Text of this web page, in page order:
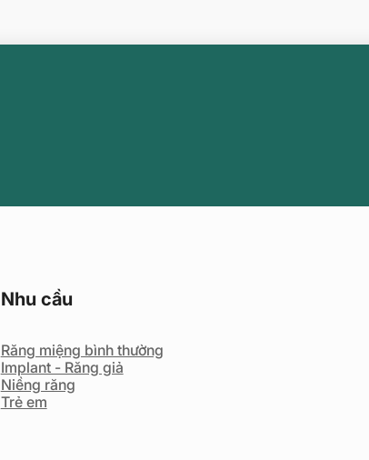
Nhu cầu
Răng miệng bình thường
Implant - Răng giả
Niềng răng
Trẻ em